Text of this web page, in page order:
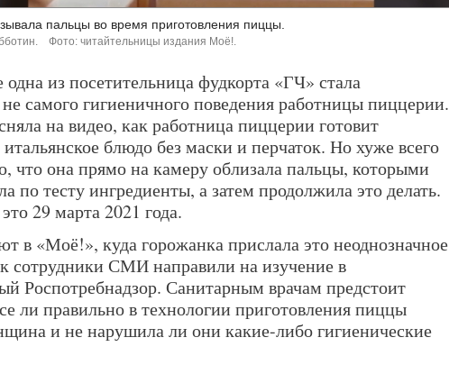
пальцы во время приготовления пиццы.
Фото: читайтельницы издания Моё!.
из посетительница фудкорта «ГЧ» стала
самого гигиеничного поведения работницы пиццерии.
на видео, как работница пиццерии готовит
блюдо без маски и перчаток. Но хуже всего
что она прямо на камеру облизала пальцы, которыми
по тесту ингредиенты, а затем продолжила это делать.
29 марта 2021 года.
в «Моё!», куда горожанка прислала это неоднозначное
сотрудники СМИ направили на изучение в
Роспотребнадзор. Санитарным врачам предстоит
ли правильно в технологии приготовления пиццы
и не нарушила ли они какие-либо гигиенические